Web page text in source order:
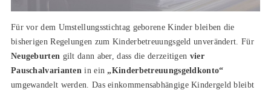
Für vor dem Umstellungsstichtag geborene Kinder bleiben die
bisherigen Regelungen zum Kinderbetreuungsgeld unverändert. Für
Neugeburten gilt dann aber, dass die derzeitigen vier
Pauschalvarianten in ein„Kinderbetreuungsgeldkonto“
umgewandelt werden. Das einkommensabhängige Kindergeld bleibt